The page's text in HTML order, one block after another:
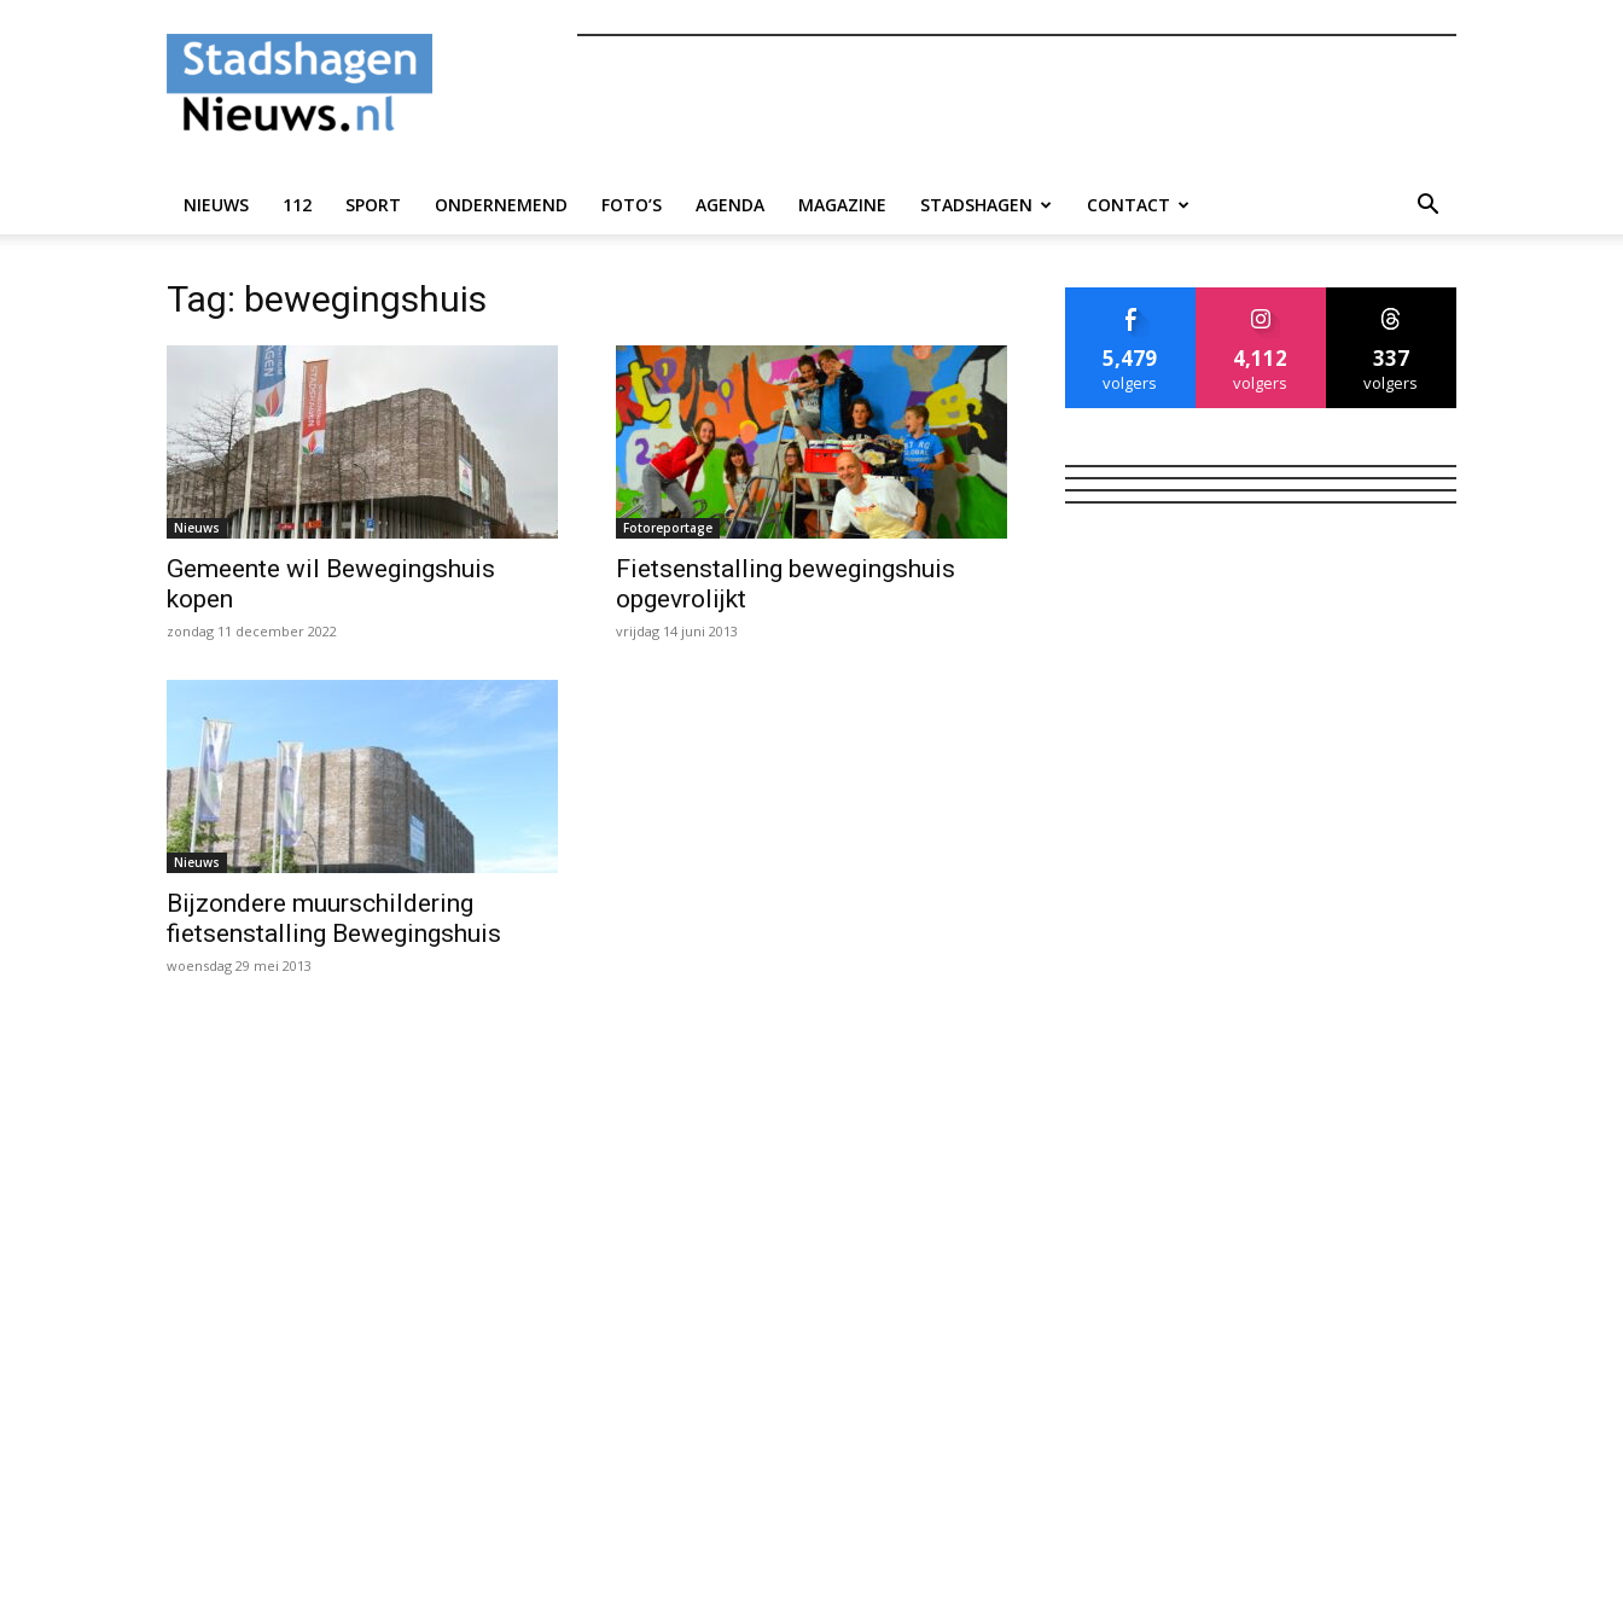
StadshagenNieuws.nl
NIEUWS 112 SPORT ONDERNEMEND FOTO’S AGENDA MAGAZINE STADSHAGEN CONTACT
Tag: bewegingshuis
Nieuws
Gemeente wil Bewegingshuis
kopen
zondag 11 december 2022
Fotoreportage
Fietsenstalling bewegingshuis
opgevrolijkt
vrijdag 14 juni 2013
Nieuws
Bijzondere muurschildering
fietsenstalling Bewegingshuis
woensdag 29 mei 2013
5,479
volgers
4,112
volgers
337
volgers